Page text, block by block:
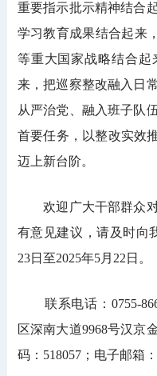
重要指示批示精神结合
学习教育成果结合起来
等重大国家战略结合起
来，把巡察整改融入日
从严治党、融入班子队
首要任务，以整改实效
迈上新台阶。
欢迎广大干部群众对
有意见建议，请及时向
23日至2025年5月22日。
联系电话：0755-
区深南大道9968号汉京
码：518057；电子邮箱：